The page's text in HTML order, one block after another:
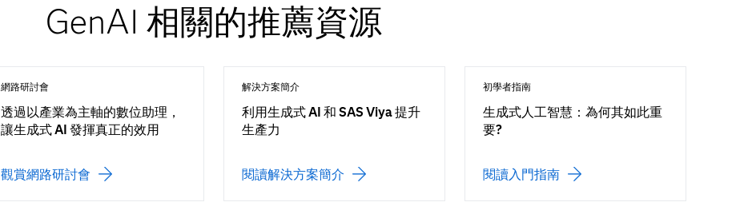
GenAI 相關的推薦資源
網路研討會
透過以產業為主軸的數位助理，
讓生成式 AI 發揮真正的效用
觀賞網路研討會
解決方案簡介
利用生成式 AI 和 SAS Viya 提升
生產力
閱讀解決方案簡介
初學者指南
生成式人工智慧：為何其如此重
要?
閱讀入門指南